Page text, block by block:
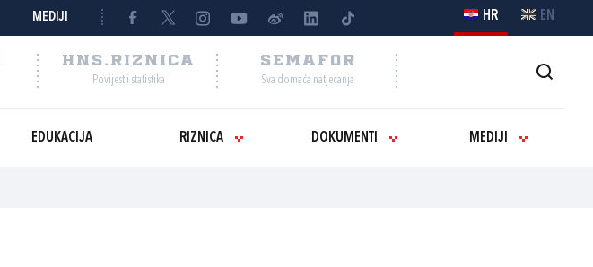
MEDIJI HR EN
HNS.RIZNICA
Povijest i statistika
SEMAFOR
Sva domaća natjecanja
EDUKACIJA RIZNICA DOKUMENTI MEDIJI